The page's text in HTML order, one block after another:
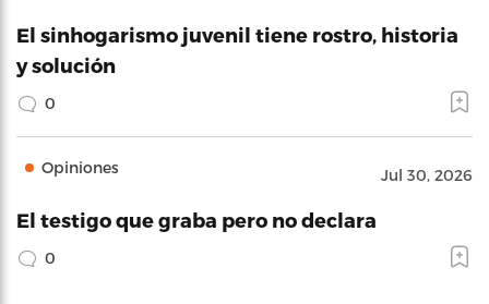
El sinhogarismo juvenil tiene rostro, historia
y solución
0
Opiniones Jul 30, 2026
El testigo que graba pero no declara
0